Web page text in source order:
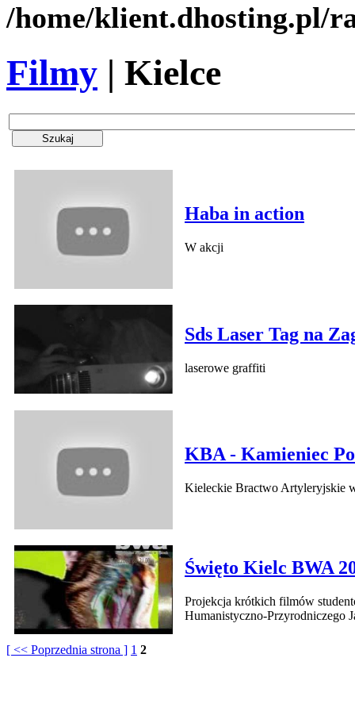
/home/klient.dhosting.pl/
Filmy | Kielce
Haba in action
W akcji
Sds Laser Tag na
laserowe graffiti
KBA - Kamieniec
Kieleckie Bractwo Artyleryjskie
Święto Kielc BWA
Projekcja krótkich filmów
Humanistyczno-Przyrodniczego
[ << Poprzednia strona ] 1 2